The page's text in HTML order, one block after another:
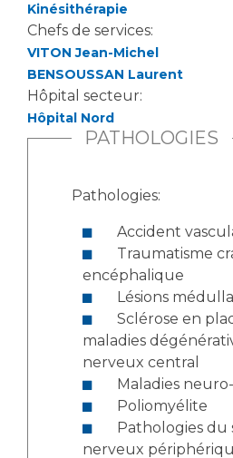
Kinésithérapie
Chefs de services:
VITON Jean-Michel
BENSOUSSAN Laurent
Hôpital secteur:
Hôpital Nord
PATHOLOGIES
Pathologies:
Accident
encéphalique
Lésions
maladies
nerveux central
Maladies
Poliomyélite
nerveux